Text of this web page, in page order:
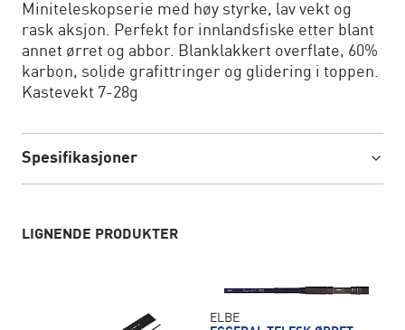
Miniteleskopserie med høy styrke, lav vekt og
rask aksjon. Perfekt for innlandsfiske etter blant
annet ørret og abbor. Blanklakkert overflate, 60%
karbon, solide grafittringer og glidering i toppen.
Kastevekt 7-28g
Spesifikasjoner
LIGNENDE PRODUKTER
ELBE